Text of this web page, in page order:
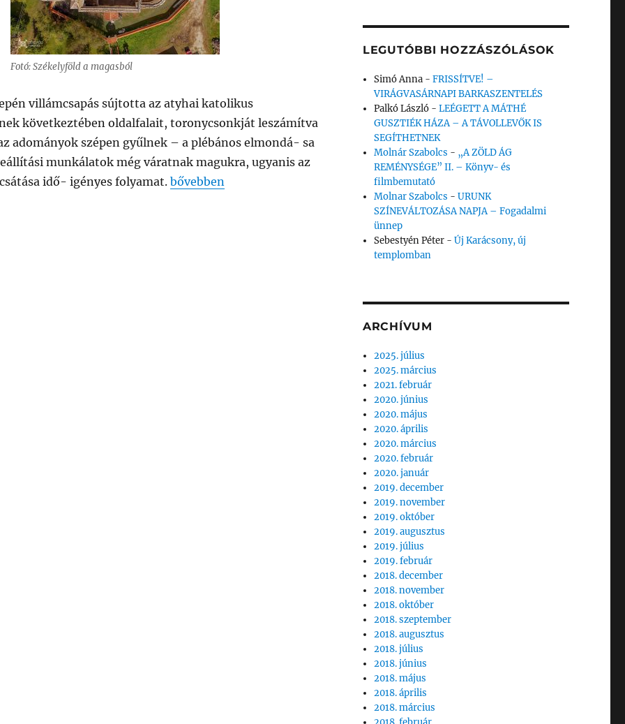
Fotó: Székelyföld a magasból
villámcsapás sújtotta az atyhai katolikus
következtében oldalfalait, toronycsonkját leszámítva
adományok szépen gyűlnek – a plébános elmondá- sa
munkálatok még váratnak magukra, ugyanis az
idő- igényes folyamat.„„Számomra ez a templom””
bővebben
LEGUTÓBBI HOZZÁSZÓLÁSOK
Simó Anna -FRISSÍTVE! –
VIRÁGVASÁRNAPI BARKASZENTELÉS
Palkó László -LEÉGETT A MÁTHÉ
GUSZTIÉK HÁZA – A TÁVOLLEVŐK IS
SEGÍTHETNEK
Molnár Szabolcs - „A ZÖLD ÁG
REMÉNYSÉGE” II. – Könyv- és
filmbemutató
Molnar Szabolcs -URUNK
SZÍNEVÁLTOZÁSA NAPJA – Fogadalmi
ünnep
Sebestyén Péter -Új Karácsony, új
templomban
ARCHÍVUM
2025. július
2025. március
2021. február
2020. június
2020. május
2020. április
2020. március
2020. február
2020. január
2019. december
2019. november
2019. október
2019. augusztus
2019. július
2019. február
2018. december
2018. november
2018. október
2018. szeptember
2018. augusztus
2018. július
2018. június
2018. május
2018. április
2018. március